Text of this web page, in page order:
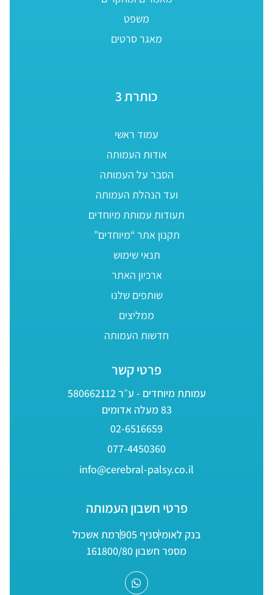
משפט
מאגר סרטים
כותרת 3
עמוד ראשי
אודות העמותה
הסבר על העמותה
ועד הנהלת העמותה
תעודות עמותת מיוחדים
תקנון אתר “מיוחדים”
תנאי שימוש
ארכיון האתר
שותפים שלנו
ממליצים
חדשות העמותה
פרטי קשר
עמותת מיוחדים - ע״ר 580662112
83 מעלה אדומים
02-6516659
077-4450360
info@cerebral-palsy.co.il
פרטי חשבון העמותה
בנק לאומיסניף 905
רמת אשכול
מספר חשבון 161800/80